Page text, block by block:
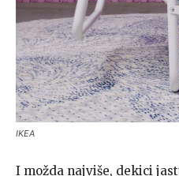
IKEA
I možda najviše, dekici